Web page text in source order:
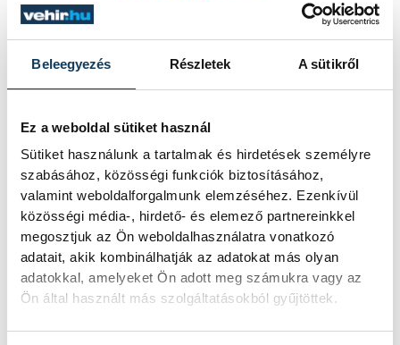
Beleegyezés Részletek A sütikről
Ez a weboldal sütiket használ
Sütiket használunk a tartalmak és hirdetések személyre
szabásához, közösségi funkciók biztosításához,
valamint weboldalforgalmunk elemzéséhez. Ezenkívül
közösségi média-, hirdető- és elemező partnereinkkel
megosztjuk az Ön weboldalhasználatra vonatkozó
adatait, akik kombinálhatják az adatokat más olyan
adatokkal, amelyeket Ön adott meg számukra vagy az
Ön által használt más szolgáltatásokból gyűjtöttek.